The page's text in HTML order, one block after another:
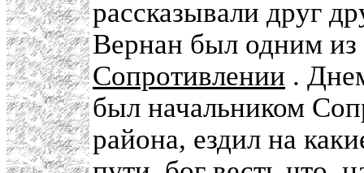
рассказывали друг
Вернан был одним
Сопротивлении .
был начальником
района, ездил на